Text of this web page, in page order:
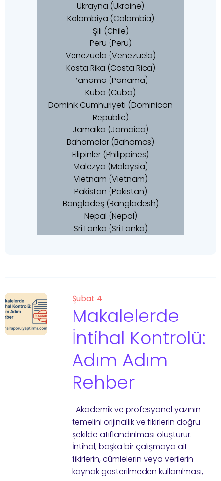
Ukrayna (Ukraine)
Kolombiya (Colombia)
Şili (Chile)
Peru (Peru)
Venezuela (Venezuela)
Kosta Rika (Costa Rica)
Panama (Panama)
Küba (Cuba)
Dominik Cumhuriyeti (Dominican
Republic)
Jamaika (Jamaica)
Bahamalar (Bahamas)
Filipinler (Philippines)
Malezya (Malaysia)
Vietnam (Vietnam)
Pakistan (Pakistan)
Bangladeş (Bangladesh)
Nepal (Nepal)
Sri Lanka (Sri Lanka)
Şubat 4
Makalelerde
İntihal Kontrolü:
Adım Adım
Rehber
Akademik ve profesyonel yazının
temelini orijinallik ve fikirlerin doğru
şekilde atıflandırılması oluşturur.
İntihal, başka bir çalışmaya ait
fikirlerin, cümlelerin veya verilerin
kaynak gösterilmeden kullanılması,